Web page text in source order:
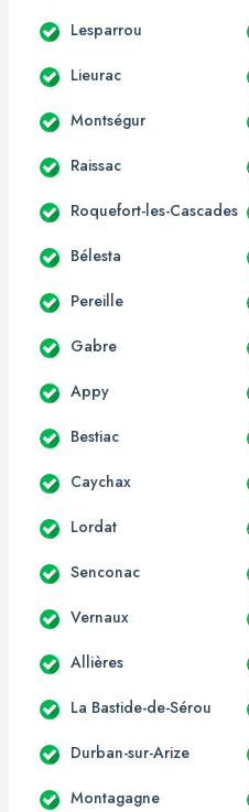
Lesparrou
Lieurac
Montségur
Raissac
Roquefort-les-Cascades
Bélesta
Pereille
Gabre
Appy
Bestiac
Caychax
Lordat
Senconac
Vernaux
Allières
La Bastide-de-Sérou
Durban-sur-Arize
Montagagne